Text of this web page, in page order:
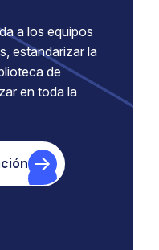
a los equipos
estandarizar la
de
en toda la